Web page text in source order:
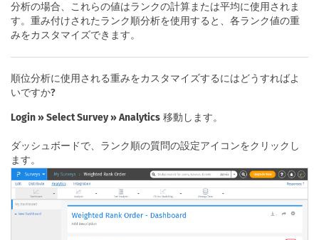
分析の場合、これらの値はランクの計算または平均に使用されま
す。重み付けされたランク順分析を使用すると、各ランク値の重
みをカスタマイズできます。
順位分析に使用される重みをカスタマイズするにはどうすればよ
いですか?
Login » Select Survey » Analytics 移動します。
ダッシュボードで、ランク順の質問の設定アイコンをクリックし
ます。